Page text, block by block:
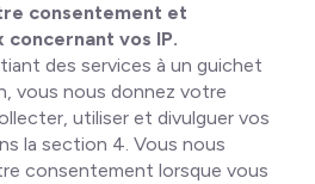
consentement et
vos IP.
des services à un guichet
vous nous donnez votre
utiliser et divulguer vos
la section 4. Vous nous
consentement lorsque vous